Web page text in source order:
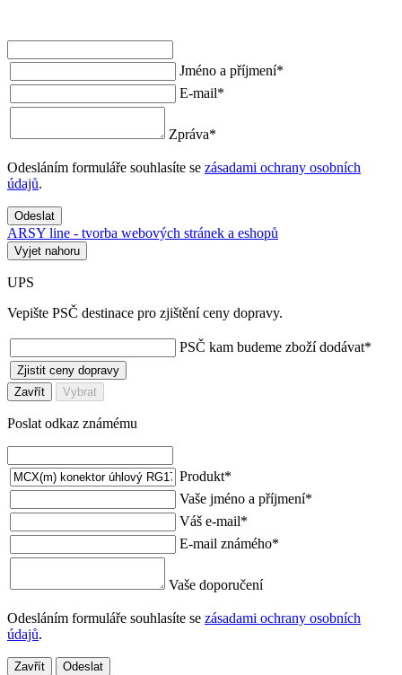
Jméno a příjmení*
E-mail*
Zpráva*
Odesláním formuláře souhlasíte se zásadami ochrany osobních
údajů.
Odeslat
ARSY line - tvorba webových stránek a eshopů
Vyjet nahoru
UPS
Vepište PSČ destinace pro zjištění ceny dopravy.
PSČ kam budeme zboží dodávat*
Zjistit ceny dopravy
Zavřít
Vybrat
Poslat odkaz známému
Produkt*
Vaše jméno a příjmení*
Váš e-mail*
E-mail známého*
Vaše doporučení
Odesláním formuláře souhlasíte se zásadami ochrany osobních
údajů.
Zavřít Odeslat